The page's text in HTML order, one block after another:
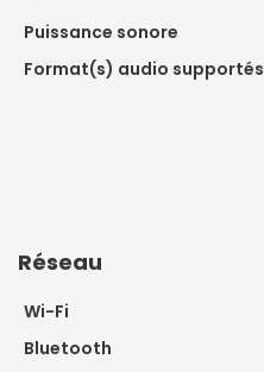
Puissance sonore
Format(s) audio supportés
Réseau
Wi-Fi
Bluetooth